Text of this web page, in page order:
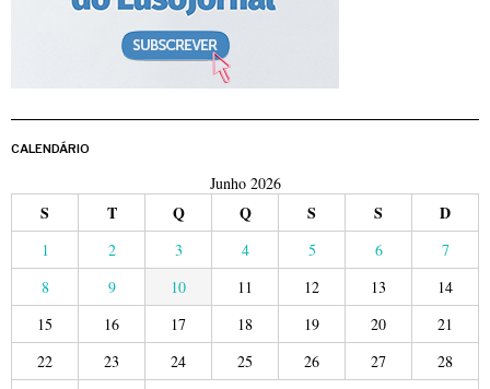
CALENDÁRIO
Junho 2026
S T Q Q S S D
1 2 3 4 5 6
7
8
9 10 11 12 13
14
15
16 17 18 19 20
21
22
23 24 25 26 27
28